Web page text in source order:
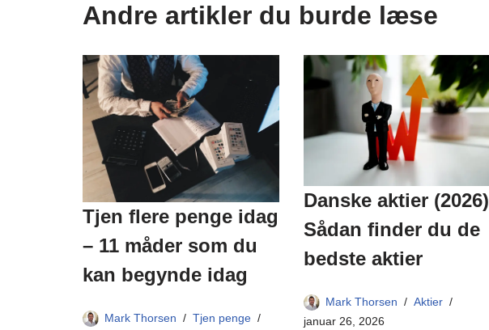
Andre artikler du burde læse
Tjen flere penge idag
– 11 måder som du
kan begynde idag
Mark Thorsen
Tjen penge
Danske aktier (2026)
Sådan finder du de
bedste aktier
Mark Thorsen
Aktier
januar 26, 2026